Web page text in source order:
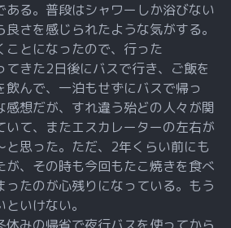
ある。普段はシャワーしか浴びない
良さを感じられたような気がする。
ことになったので、行った
てきた2日後にバスで行き、ご飯を
飲んで、一泊もせずにバスで帰っ
感想だが、すれ違う殆どの人々が関
いて、またエスカレーターの左右が
と思った。ただ、2年くらい前にも
が、その時も今回もたこ焼きを食べ
ったのが心残りになっている。もう
いけない。